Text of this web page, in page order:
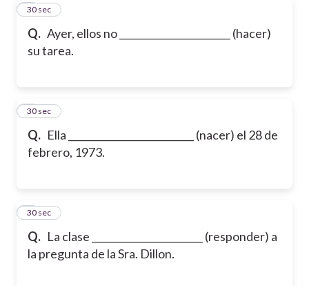
Q. Ayer, ellos no _______________________ (hacer)
su tarea.
5
30 sec
Q. Ella __________________________ (nacer) el 28 de
febrero, 1973.
6
30 sec
Q. La clase _______________________ (responder) a
la pregunta de la Sra. Dillon.
7
30 sec